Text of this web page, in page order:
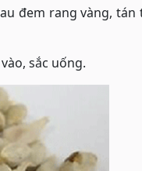
đem rang vàng,
sắc uống.